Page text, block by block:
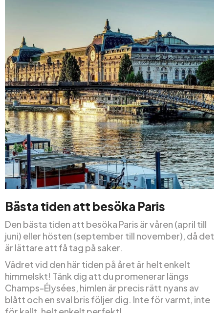
Bästa tiden att besöka Paris
Den bästa tiden att besöka Paris är våren (april till
juni) eller hösten (september till november), då det
är lättare att få tag på saker.
Vädret vid den här tiden på året är helt enkelt
himmelskt! Tänk dig att du promenerar längs
Champs-Élysées, himlen är precis rätt nyans av
blått och en sval bris följer dig. Inte för varmt, inte